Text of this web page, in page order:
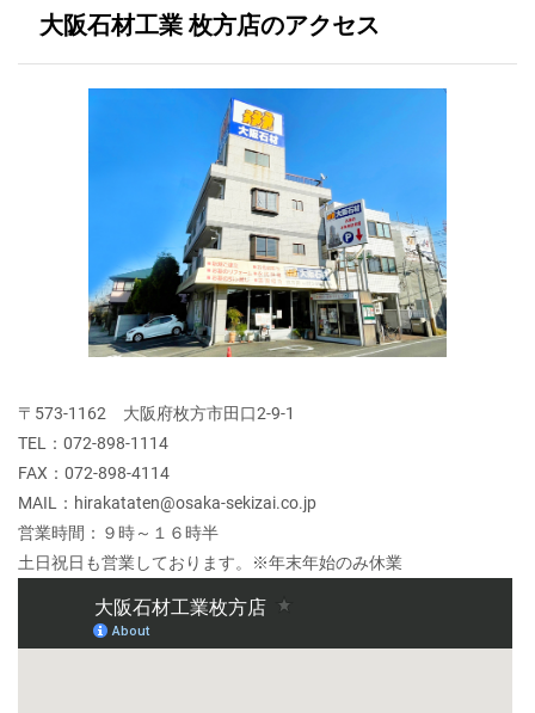
大阪石材工業 枚方店のアクセス
〒573-1162 大阪府枚方市田口2-9-1
TEL：072-898-1114
FAX：072-898-4114
MAIL：hirakataten@osaka-sekizai.co.jp
営業時間：９時～１６時半
土日祝日も営業しております。※年末年始のみ休業